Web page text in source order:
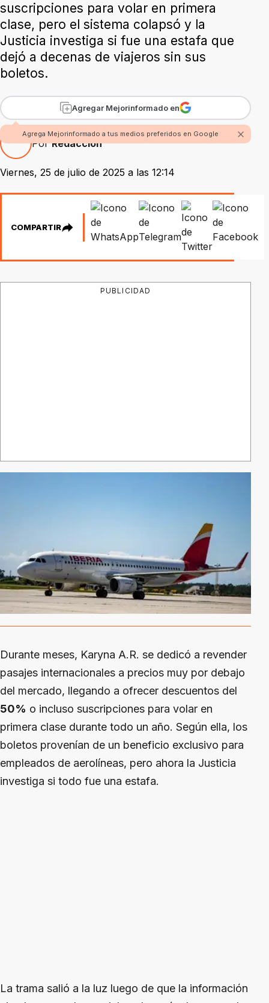
suscripciones para volar en primera
clase, pero el sistema colapsó y la
Justicia investiga si fue una estafa que
dejó a decenas de viajeros sin sus
boletos.
Agregar Mejorinformado en
Agrega Mejorinformado a tus medios preferidos en Google
PorRedacción
Viernes, 25 de julio de 2025 a las 12:14
COMPARTIR
PUBLICIDAD
Durante meses, Karyna A.R. se dedicó a revender
pasajes internacionales a precios muy por debajo
del mercado, llegando a ofrecer descuentos del
50% o incluso suscripciones para volar en
primera clase durante todo un año. Según ella, los
boletos provenían de un beneficio exclusivo para
empleados de aerolíneas, pero ahora la Justicia
investiga si todo fue una estafa.
La trama salió a la luz luego de que la información